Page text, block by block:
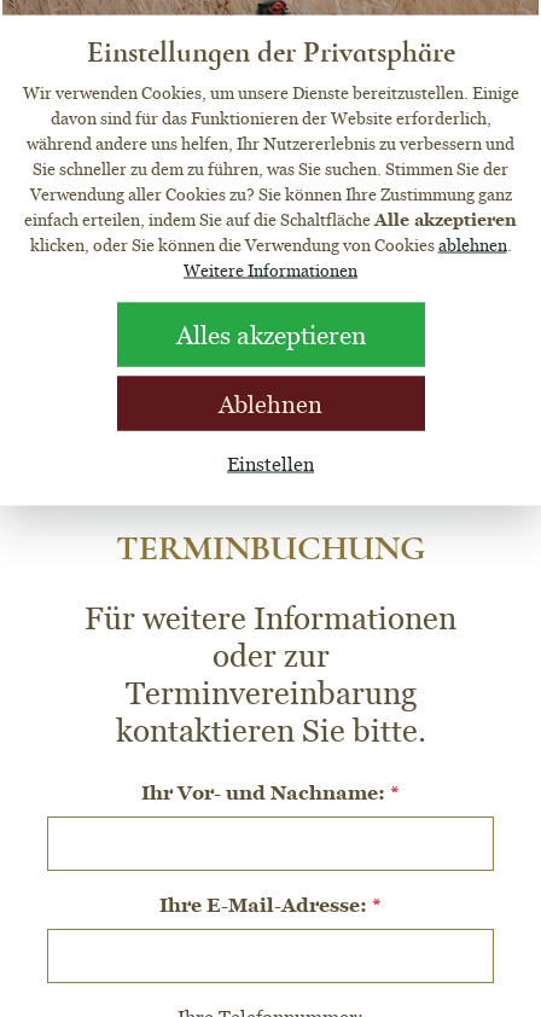
Einstellungen der Privatsphäre
Wir verwenden Cookies, um unsere Dienste bereitzustellen. Einige
davon sind für das Funktionieren der Website erforderlich,
während andere uns helfen, Ihr Nutzererlebnis zu verbessern und
Sie schneller zu dem zu führen, was Sie suchen. Stimmen Sie der
Verwendung aller Cookies zu? Sie können Ihre Zustimmung ganz
einfach erteilen, indem Sie auf die SchaltflächeAlle akzeptieren
klicken, oder Sie können die Verwendung von Cookiesablehnen.
Weitere Informationen
Alles akzeptieren
Ablehnen
Einstellen
TERMINBUCHUNG
Für weitere Informationen
oder zur
Terminvereinbarung
kontaktieren Sie bitte.
Ihr Vor- und Nachname: *
Ihre E-Mail-Adresse: *